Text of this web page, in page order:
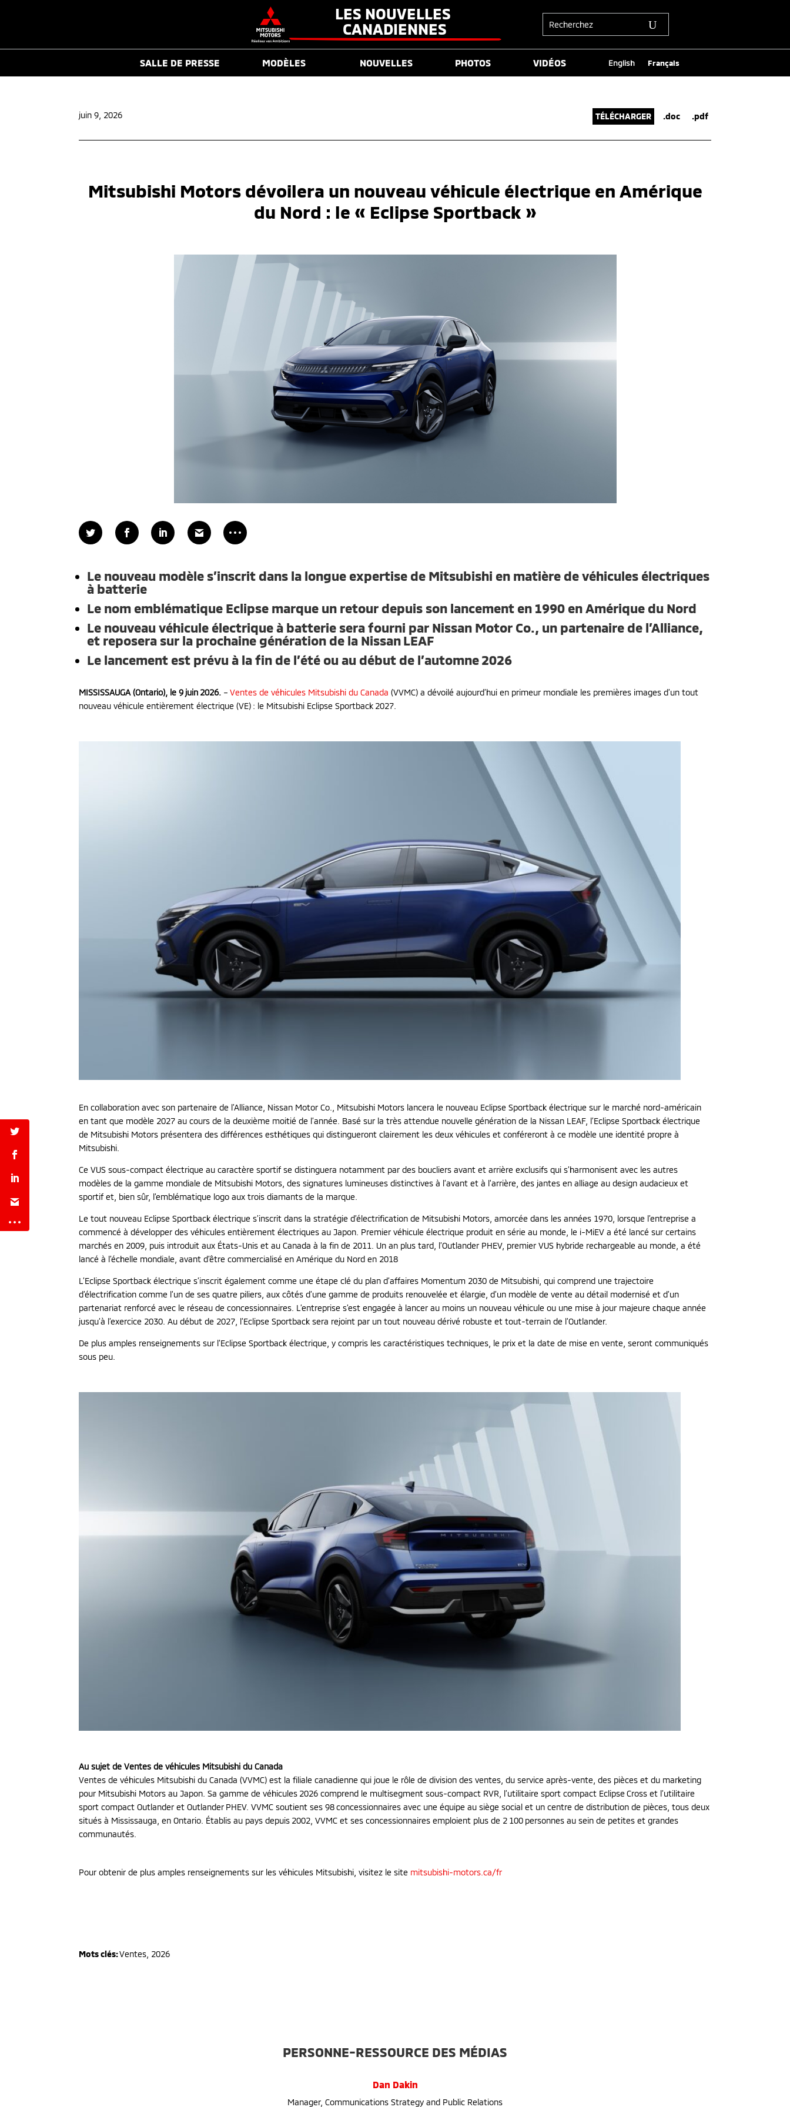
LES NOUVELLES
CANADIENNES
SALLE DE PRESSE MODÈLES NOUVELLES PHOTOS VIDÉOS English Français
juin 9, 2026 TÉLÉCHARGER .doc .pdf
Mitsubishi Motors dévoilera un nouveau véhicule électrique en Amérique
du Nord : le « Eclipse Sportback »
Le nouveau modèle s’inscrit dans la longue expertise de Mitsubishi en matière de véhicules électriques
à batterie
Le nom emblématique Eclipse marque un retour depuis son lancement en 1990 en Amérique du Nord
Le nouveau véhicule électrique à batterie sera fourni par Nissan Motor Co., un partenaire de l’Alliance,
et reposera sur la prochaine génération de la Nissan LEAF
Le lancement est prévu à la fin de l’été ou au début de l’automne 2026
MISSISSAUGA (Ontario), le 9 juin 2026. –Ventes de véhicules Mitsubishi du Canada (VVMC) a dévoilé aujourd’hui en primeur mondiale les premières images d’un tout
nouveau véhicule entièrement électrique (VE) : le Mitsubishi Eclipse Sportback 2027.
En collaboration avec son partenaire de l’Alliance, Nissan Motor Co., Mitsubishi Motors lancera le nouveau Eclipse Sportback électrique sur le marché nord-américain
en tant que modèle 2027 au cours de la deuxième moitié de l’année. Basé sur la très attendue nouvelle génération de la Nissan LEAF, l’Eclipse Sportback électrique
de Mitsubishi Motors présentera des différences esthétiques qui distingueront clairement les deux véhicules et conféreront à ce modèle une identité propre à
Mitsubishi.
Ce VUS sous-compact électrique au caractère sportif se distinguera notamment par des boucliers avant et arrière exclusifs qui s’harmonisent avec les autres
modèles de la gamme mondiale de Mitsubishi Motors, des signatures lumineuses distinctives à l’avant et à l’arrière, des jantes en alliage au design audacieux et
sportif et, bien sûr, l’emblématique logo aux trois diamants de la marque.
Le tout nouveau Eclipse Sportback électrique s’inscrit dans la stratégie d’électrification de Mitsubishi Motors, amorcée dans les années 1970, lorsque l’entreprise a
commencé à développer des véhicules entièrement électriques au Japon. Premier véhicule électrique produit en série au monde, le i-MiEV a été lancé sur certains
marchés en 2009, puis introduit aux États-Unis et au Canada à la fin de 2011. Un an plus tard, l’Outlander PHEV, premier VUS hybride rechargeable au monde, a été
lancé à l’échelle mondiale, avant d’être commercialisé en Amérique du Nord en 2018
L’Eclipse Sportback électrique s’inscrit également comme une étape clé du plan d’affaires Momentum 2030 de Mitsubishi, qui comprend une trajectoire
d’électrification comme l’un de ses quatre piliers, aux côtés d’une gamme de produits renouvelée et élargie, d’un modèle de vente au détail modernisé et d’un
partenariat renforcé avec le réseau de concessionnaires. L’entreprise s’est engagée à lancer au moins un nouveau véhicule ou une mise à jour majeure chaque année
jusqu’à l’exercice 2030. Au début de 2027, l’Eclipse Sportback sera rejoint par un tout nouveau dérivé robuste et tout-terrain de l’Outlander.
De plus amples renseignements sur l’Eclipse Sportback électrique, y compris les caractéristiques techniques, le prix et la date de mise en vente, seront communiqués
sous peu.
Au sujet de Ventes de véhicules Mitsubishi du Canada
Ventes de véhicules Mitsubishi du Canada (VVMC) est la filiale canadienne qui joue le rôle de division des ventes, du service après-vente, des pièces et du marketing
pour Mitsubishi Motors au Japon. Sa gamme de véhicules 2026 comprend le multisegment sous-compact RVR, l’utilitaire sport compact Eclipse Cross et l’utilitaire
sport compact Outlander et Outlander PHEV. VVMC soutient ses 98 concessionnaires avec une équipe au siège social et un centre de distribution de pièces, tous deux
situés à Mississauga, en Ontario. Établis au pays depuis 2002, VVMC et ses concessionnaires emploient plus de 2 100 personnes au sein de petites et grandes
communautés.
Pour obtenir de plus amples renseignements sur les véhicules Mitsubishi, visitez le site mitsubishi-motors.ca/fr
Mots clés:Ventes 2026
PERSONNE-RESSOURCE DES MÉDIAS
Dan Dakin
Manager, Communications Strategy and Public Relations